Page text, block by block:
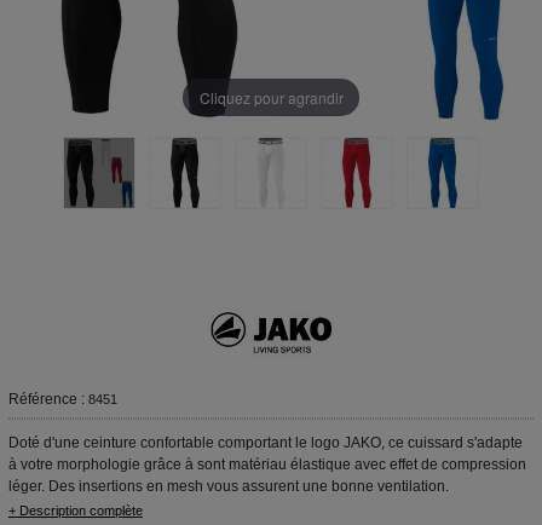
Cliquez pour agrandir
Référence : 8451
Doté d'une ceinture confortable comportant le logo JAKO, ce cuissard s'adapte
à votre morphologie grâce à sont matériau élastique avec effet de compression
léger. Des insertions en mesh vous assurent une bonne ventilation.
+ Description complète